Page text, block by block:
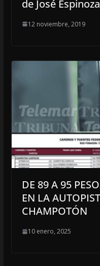
de José Espinoza
12 noviembre, 2019
DE 89 A 95
EN LA
CHAMPOTÓN
10 enero, 2025